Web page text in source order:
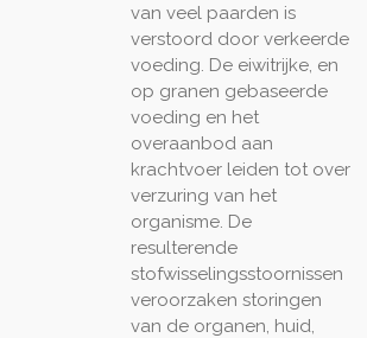
van veel paarden is
verstoord door verkeerde
voeding. De eiwitrijke, en
op granen gebaseerde
voeding en het
overaanbod aan
krachtvoer leiden tot over
verzuring van het
organisme. De
resulterende
stofwisselingsstoornissen
veroorzaken storingen
van de organen, huid,